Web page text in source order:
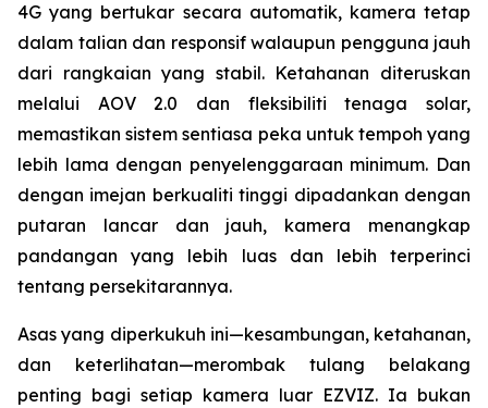
4G yang bertukar secara automatik, kamera tetap
dalam talian dan responsif walaupun pengguna jauh
dari rangkaian yang stabil. Ketahanan diteruskan
melalui AOV 2.0 dan fleksibiliti tenaga solar,
memastikan sistem sentiasa peka untuk tempoh yang
lebih lama dengan penyelenggaraan minimum. Dan
dengan imejan berkualiti tinggi dipadankan dengan
putaran lancar dan jauh, kamera menangkap
pandangan yang lebih luas dan lebih terperinci
tentang persekitarannya.
Asas yang diperkukuh ini—kesambungan, ketahanan,
dan keterlihatan—merombak tulang belakang
penting bagi setiap kamera luar EZVIZ. Ia bukan